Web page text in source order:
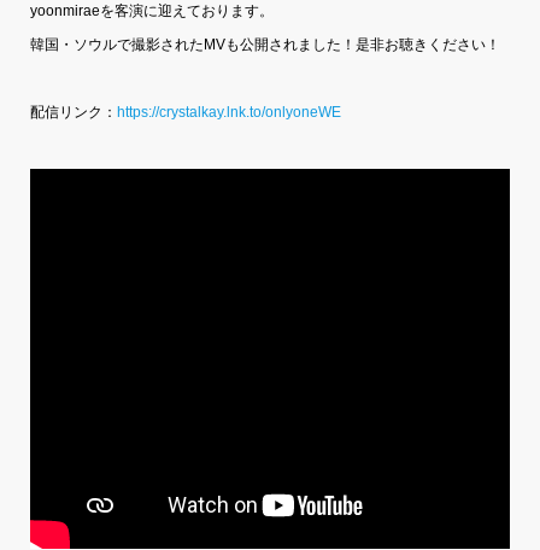
yoonmiraeを客演に迎えております。
韓国・ソウルで撮影されたMVも公開されました！是非お聴きください！
配信リンク： https://crystalkay.lnk.to/onlyoneWE